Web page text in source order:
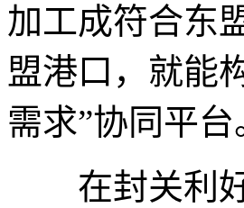
加工成符合东
盟港口，就能
需求”协同平台
在封关利好